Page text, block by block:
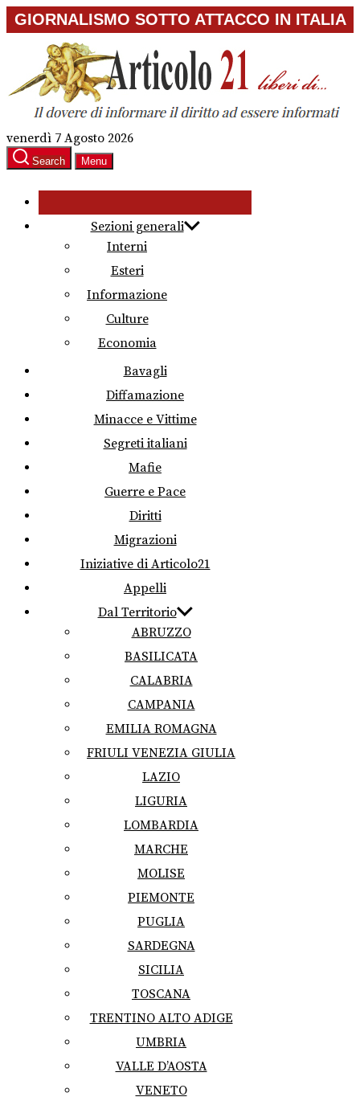
Skip
to
content
GIORNALISMO SOTTO ATTACCO IN ITALIA
venerdì 7 Agosto 2026
Search Menu
Sezioni generali
Interni
Esteri
Informazione
Culture
Economia
Bavagli
Diffamazione
Minacce e Vittime
Segreti italiani
Mafie
Guerre e Pace
Diritti
Migrazioni
Iniziative di Articolo21
Appelli
Dal Territorio
ABRUZZO
BASILICATA
CALABRIA
CAMPANIA
EMILIA ROMAGNA
FRIULI VENEZIA GIULIA
LAZIO
LIGURIA
LOMBARDIA
MARCHE
MOLISE
PIEMONTE
PUGLIA
SARDEGNA
SICILIA
TOSCANA
TRENTINO ALTO ADIGE
UMBRIA
VALLE D’AOSTA
VENETO